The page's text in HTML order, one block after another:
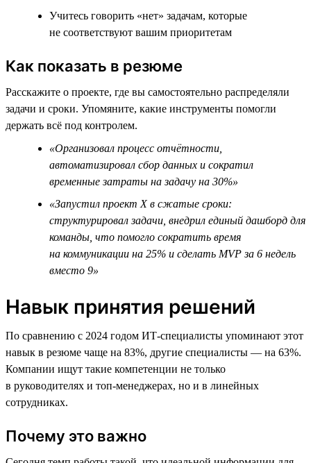
Учитесь говорить «нет» задачам, которые
не соответствуют вашим приоритетам
Как показать в резюме
Расскажите о проекте, где вы самостоятельно распределяли
задачи и сроки. Упомяните, какие инструменты помогли
держать всё под контролем.
«Организовал процесс отчётности,
автоматизировал сбор данных и сократил
временные затраты на задачу на 30%»
«Запустил проект Х в сжатые сроки:
структурировал задачи, внедрил единый дашборд для
команды, что помогло сократить время
на коммуникации на 25% и сделать MVP за 6 недель
вместо 9»
Навык принятия решений
По сравнению с 2024 годом ИТ-специалисты упоминают этот
навык в резюме чаще на 83%, другие специалисты — на 63%.
Компании ищут такие компетенции не только
в руководителях и топ-менеджерах, но и в линейных
сотрудниках.
Почему это важно